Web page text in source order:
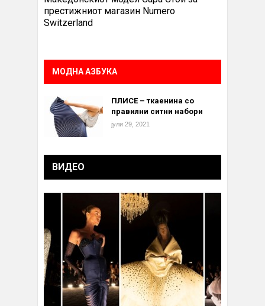
престижниот магазин Numero
Switzerland
МОДНА АЗБУКА
ПЛИСЕ – ткаенина со
правилни ситни набори
јули 29, 2021
ВИДЕО